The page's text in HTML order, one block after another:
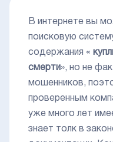
В интернете вы
поисковую
содержания «
смерти », но не
мошенников,
проверенным
уже много лет
знает толк в